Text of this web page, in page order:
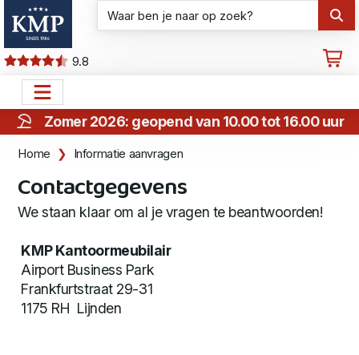
9.8
Zomer 2026: geopend van 10.00 tot 16.00 uur
Home Informatie aanvragen
Contactgegevens
We staan klaar om al je vragen te beantwoorden!
KMP Kantoormeubilair
Airport Business Park
Frankfurtstraat 29-31
1175 RH Lijnden